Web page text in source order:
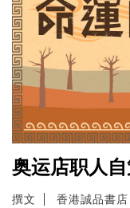
奥运店职人自
撰文 香港誠品書店